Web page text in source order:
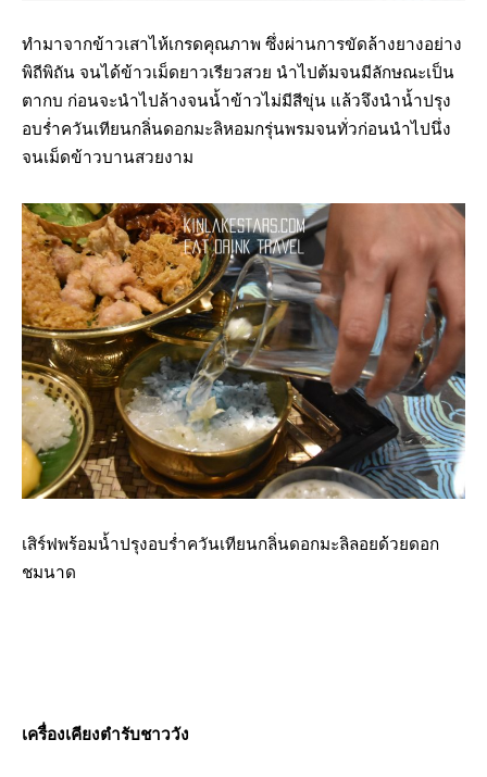
ทำมาจากข้าวเสาไห้เกรดคุณภาพ ซึ่งผ่านการขัดล้างยางอย่าง
พิถีพิถัน จนได้ข้าวเม็ดยาวเรียวสวย นำไปต้มจนมีลักษณะเป็น
ตากบ ก่อนจะนำไปล้างจนน้ำข้าวไม่มีสีขุ่น แล้วจึงนำน้ำปรุง
อบร่ำควันเทียนกลิ่นดอกมะลิหอมกรุ่นพรมจนทั่วก่อนนำไปนึ่ง
จนเม็ดข้าวบานสวยงาม
เสิร์ฟพร้อมน้ำปรุงอบร่ำควันเทียนกลิ่นดอกมะลิลอยด้วยดอก
ชมนาด
เครื่องเคียงตำรับชาววัง